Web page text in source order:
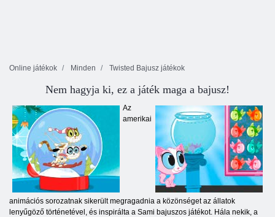
Online játékok Minden Twisted Bajusz játékok
Nem hagyja ki, ez a játék maga a bajusz!
Az
amerikai
animációs sorozatnak sikerült megragadnia a közönséget az állatok
lenyűgöző történetével, és inspirálta a Sami bajuszos játékot. Hála nekik, a